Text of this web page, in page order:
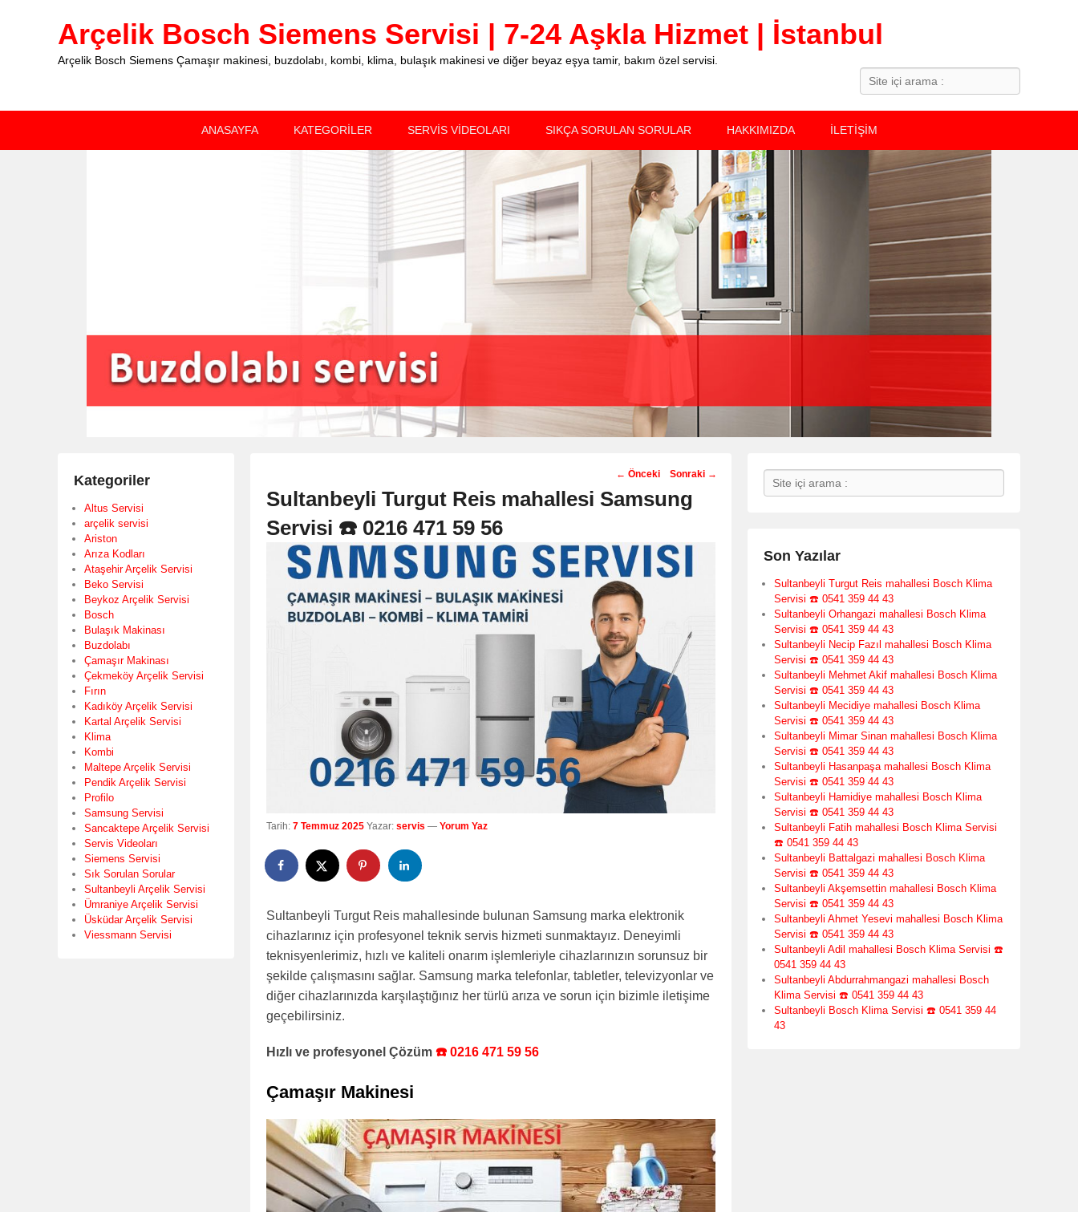
Arçelik Bosch Siemens Servisi | 7-24 Aşkla Hizmet | İstanbul
Arçelik Bosch Siemens Çamaşır makinesi, buzdolabı, kombi, klima, bulaşık makinesi ve diğer beyaz eşya tamir, bakım özel servisi.
Search
ANASAYFA KATEGORİLER SERVİS VİDEOLARI SIKÇA SORULAN SORULAR HAKKIMIZDA İLETİŞİM
Post
navigation
← Önceki Sonraki →
Sultanbeyli Turgut Reis mahallesi Samsung
Servisi ☎️ 0216 471 59 56
Tarih: 7 Temmuz 2025 Yazar: servis — Yorum Yaz
Sultanbeyli Turgut Reis mahallesinde bulunan Samsung marka elektronik
cihazlarınız için profesyonel teknik servis hizmeti sunmaktayız. Deneyimli
teknisyenlerimiz, hızlı ve kaliteli onarım işlemleriyle cihazlarınızın sorunsuz bir
şekilde çalışmasını sağlar. Samsung marka telefonlar, tabletler, televizyonlar ve
diğer cihazlarınızda karşılaştığınız her türlü arıza ve sorun için bizimle iletişime
geçebilirsiniz.
Hızlı ve profesyonel Çözüm ☎️ 0216 471 59 56
Çamaşır Makinesi
Search
Son Yazılar
Sultanbeyli Turgut Reis mahallesi Bosch Klima
Servisi ☎️ 0541 359 44 43
Sultanbeyli Orhangazi mahallesi Bosch Klima
Servisi ☎️ 0541 359 44 43
Sultanbeyli Necip Fazıl mahallesi Bosch Klima
Servisi ☎️ 0541 359 44 43
Sultanbeyli Mehmet Akif mahallesi Bosch Klima
Servisi ☎️ 0541 359 44 43
Sultanbeyli Mecidiye mahallesi Bosch Klima
Servisi ☎️ 0541 359 44 43
Sultanbeyli Mimar Sinan mahallesi Bosch Klima
Servisi ☎️ 0541 359 44 43
Sultanbeyli Hasanpaşa mahallesi Bosch Klima
Servisi ☎️ 0541 359 44 43
Sultanbeyli Hamidiye mahallesi Bosch Klima
Servisi ☎️ 0541 359 44 43
Sultanbeyli Fatih mahallesi Bosch Klima Servisi
☎️ 0541 359 44 43
Sultanbeyli Battalgazi mahallesi Bosch Klima
Servisi ☎️ 0541 359 44 43
Sultanbeyli Akşemsettin mahallesi Bosch Klima
Servisi ☎️ 0541 359 44 43
Sultanbeyli Ahmet Yesevi mahallesi Bosch Klima
Servisi ☎️ 0541 359 44 43
Sultanbeyli Adil mahallesi Bosch Klima Servisi ☎️
0541 359 44 43
Sultanbeyli Abdurrahmangazi mahallesi Bosch
Klima Servisi ☎️ 0541 359 44 43
Sultanbeyli Bosch Klima Servisi ☎️ 0541 359 44
43
Kategoriler
Altus Servisi
arçelik servisi
Ariston
Arıza Kodları
Ataşehir Arçelik Servisi
Beko Servisi
Beykoz Arçelik Servisi
Bosch
Bulaşık Makinası
Buzdolabı
Çamaşır Makinası
Çekmeköy Arçelik Servisi
Fırın
Kadıköy Arçelik Servisi
Kartal Arçelik Servisi
Klima
Kombi
Maltepe Arçelik Servisi
Pendik Arçelik Servisi
Profilo
Samsung Servisi
Sancaktepe Arçelik Servisi
Servis Videoları
Siemens Servisi
Sık Sorulan Sorular
Sultanbeyli Arçelik Servisi
Ümraniye Arçelik Servisi
Üsküdar Arçelik Servisi
Viessmann Servisi